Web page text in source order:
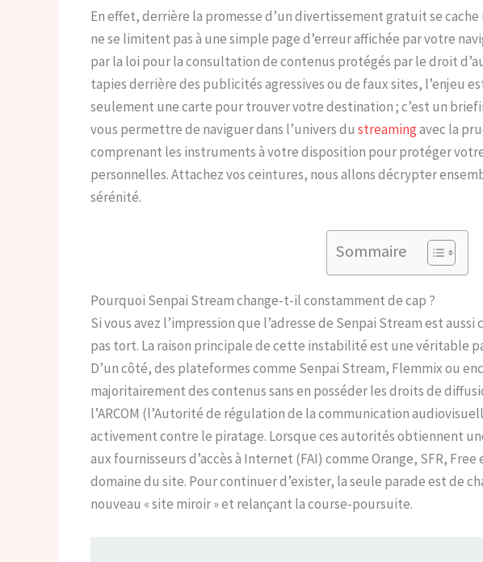
En effet, derrière la promesse d’un divertissement gratuit se
ne se limitent pas à une simple page d’erreur affichée par votre
par la loi pour la consultation de contenus protégés par le droit
tapies derrière des publicités agressives ou de faux sites, l’enjeu
seulement une carte pour trouver votre destination ; c’est un
vous permettre de naviguer dans l’univers du streamingavec la
comprenant les instruments à votre disposition pour protéger
personnelles. Attachez vos ceintures, nous allons décrypter
sérénité.
Sommaire
Pourquoi Senpai Stream change-t-il constamment de cap ?
Si vous avez l’impression que l’adresse de Senpai Stream est
pas tort. La raison principale de cette instabilité est une véritable
D’un côté, des plateformes comme Senpai Stream, Flemmix ou
majoritairement des contenus sans en posséder les droits de
l’ARCOM (l’Autorité de régulation de la communication
activement contre le piratage. Lorsque ces autorités obtiennent
aux fournisseurs d’accès à Internet (FAI) comme Orange, SFR,
domaine du site. Pour continuer d’exister, la seule parade est de
nouveau « site miroir » et relançant la course-poursuite.